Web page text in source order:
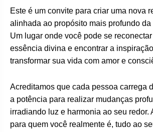
Este é um convite para criar uma nova
alinhada ao propósito mais profundo da
Um lugar onde você pode se
essência divina e encontrar a
transformar sua vida com amor e
Acreditamos que cada pessoa carrega
a potência para realizar mudanças
irradiando luz e harmonia ao seu redor.
para quem você realmente é, tudo ao